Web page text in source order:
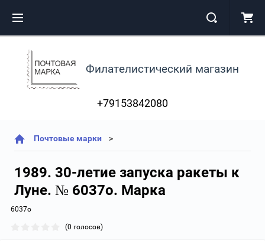
Филателистический магазин
+79153842080
Почтовые марки
1989. 30-летие запуска ракеты к
Луне. № 6037о. Марка
6037о
(0 голосов)